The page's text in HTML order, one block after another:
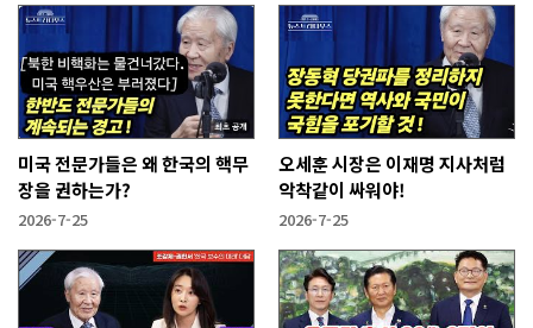
미국 전문가들은 왜 한국의 핵무
장을 권하는가?
2026-7-25
오세훈 시장은 이재명 지사처럼
악착같이 싸워야!
2026-7-25